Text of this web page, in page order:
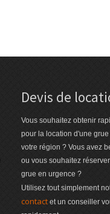
Devis de
Vous souhaitez obtenir
pour la location d'une
votre région ? Vous avez
ou vous souhaitez
grue en urgence ?
Utilisez tout simplement
contactet un conseiller